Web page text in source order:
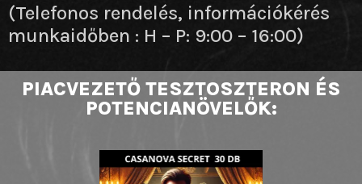
PIACVEZETŐ TESZTOSZTERON ÉS
POTENCIANÖVELŐK:
(Telefonos rendelés, információkérés
munkaidőben : H – P: 9:00 – 16:00)